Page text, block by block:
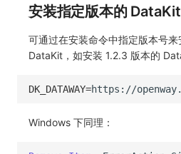
安装指定版本的 DataKit
可通过在安装命令中指定版本号
DataKit，如安装 1.2.3 版本的
DK_DATAWAY=https://
Windows 下同理：